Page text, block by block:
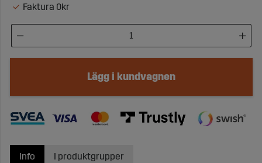
Faktura 0kr
Lägg i kundvagnen
Info I produktgrupper